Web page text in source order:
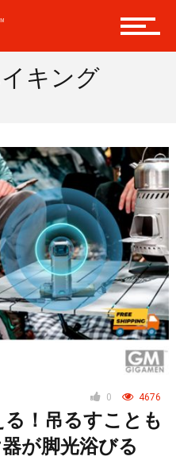
キング
0 4676
！吊るすことも
が脚光浴びる